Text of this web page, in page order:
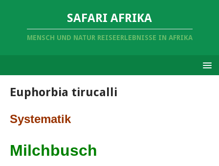
SAFARI AFRIKA
MENSCH UND NATUR REISEERLEBNISSE IN AFRIKA
Euphorbia tirucalli
Systematik
Milchbusch